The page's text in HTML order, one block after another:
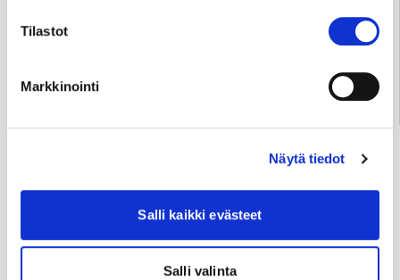
Tilastot
Markkinointi
Näytä tiedot
Salli kaikki evästeet
Salli valinta
Sydänsairaala sosiaalisessa mediassa
LinkedIn YouTube